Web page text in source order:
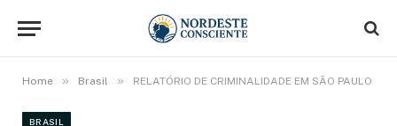
Home » Brasil » RELATÓRIO DE CRIMINALIDADE EM SÃO PAULO
BRASIL